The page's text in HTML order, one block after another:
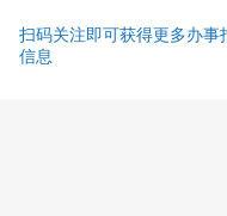
扫码关注即可获得更多办事
信息